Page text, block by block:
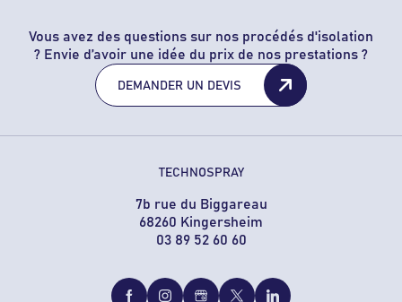
Vous avez des questions sur nos procédés d'isolation
? Envie d’avoir une idée du prix de nos prestations ?
DEMANDER UN DEVIS
TECHNOSPRAY
7b rue du Biggareau
68260 Kingersheim
03 89 52 60 60